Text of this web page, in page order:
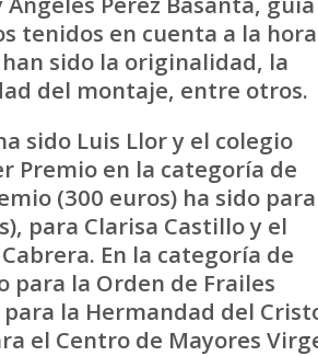
tenidos en cuenta a la hora
sido la originalidad, la
del montaje, entre otros.
sido Luis Llor y el colegio
Premio en la categoría de
(300 euros) ha sido para
para Clarisa Castillo y el
En la categoría de
para la Orden de Frailes
la Hermandad del
el Centro de Mayores